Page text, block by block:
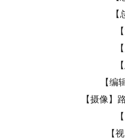
【编
【摄像】
【